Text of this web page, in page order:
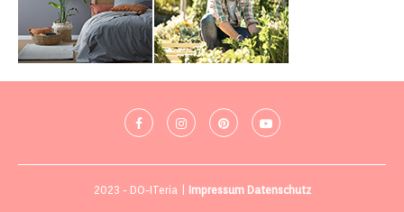
2023 - DO-ITeria | Impressum Datenschutz